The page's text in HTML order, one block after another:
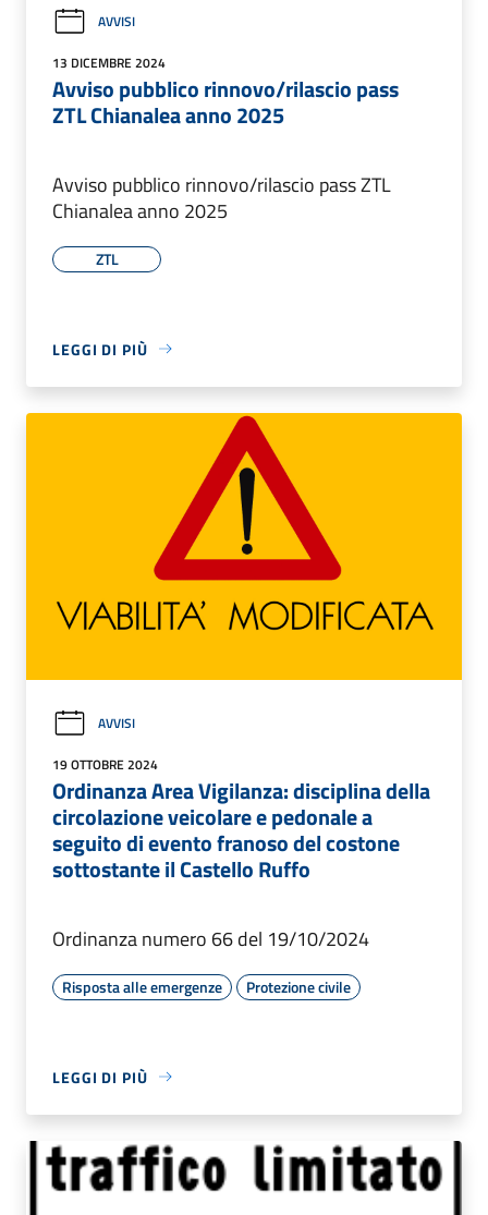
AVVISI
13 DICEMBRE 2024
Avviso pubblico rinnovo/rilascio pass
ZTL Chianalea anno 2025
Avviso pubblico rinnovo/rilascio pass ZTL
Chianalea anno 2025
ZTL
LEGGI DI PIÙ
AVVISI
19 OTTOBRE 2024
Ordinanza Area Vigilanza: disciplina della
circolazione veicolare e pedonale a
seguito di evento franoso del costone
sottostante il Castello Ruffo
Ordinanza numero 66 del 19/10/2024
Risposta alle emergenze Protezione civile
LEGGI DI PIÙ